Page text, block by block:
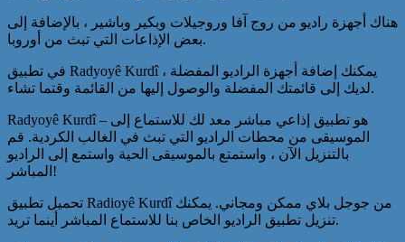
هناك أجهزة راديو من روج آفا وروجيلات وبكير وباشير ، بالإضافة إلى
بعض الإذاعات التي تبث من أوروبا.
في تطبيق Radyoyê Kurdî ، يمكنك إضافة أجهزة الراديو المفضلة
لديك إلى قائمتك المفضلة والوصول إليها من القائمة وقتما تشاء.
Radyoyê Kurdî – هو تطبيق إذاعي مباشر معد لك للاستماع إلى
الموسيقى من محطات الراديو التي تبث في الغالب الكردية. قم
بالتنزيل الآن ، واستمتع بالموسيقى الحية واستمع إلى الراديو
المباشر!
تحميل تطبيق Radioyê Kurdî من جوجل بلاي ممكن ومجاني. يمكنك
تنزيل تطبيق الراديو الخاص بنا للاستماع المباشر أينما تريد.